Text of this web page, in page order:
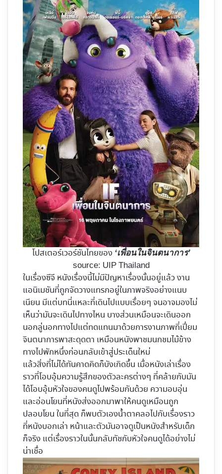
โปสเตอร์เวอร์ชันไทยของ ‘เพื่อนในจินตนาการ’
source: UIP Thailand
ในเรื่องซีจี หนังเรื่องนี้ไม่มีปัญหาเรื่องนั้นอยู่แล้ว งาน
แอนิเมชันที่ถูกจัดวางแทรกอยู่ในภาพจริงอย่างแนบ
เนียน มีแต่บทนี่แหละที่เดินไปแบบเรื่อยๆ จนอาจมองไม่
เห็นว่ามันจะเดินไปทางไหน บางส่วนเหมือนจะเดินออก
นอกลู่นอกทางไปแต่ทดแทนมาด้วยการงานภาพที่เปี่ยม
จินตนาการพาสะดุดตา เหมือนหนังพาชมนกชมไม้ข้าง
ทางไปพักหนึ่งก่อนกลับเข้าสู่ประเด็นใหม่
แล้วสิ่งที่ไม่ได้ทันคาดคิดก็บังเกิดขึ้น เมื่อหนังเล่าเรื่อง
ราวที่โอบอุ้มความรู้สึกของตัวละครต่างๆ ที่คล้ายกับมัน
ได้โอบอุ้มหัวใจของคนดูไปพร้อมกันด้วย ความอบอุ่น
และอ่อนโยนที่หนังส่งออกมาพาให้คนดูเหมือนถูก
ปลอบโยน ในที่สุด ก็พบตัวเองน้ำตาคลอไปกับเรื่องราว
ที่หนังบอกเล่า หน้าและตัวมันอาจดูเป็นหนังสำหรับเด็ก
ก็จริง แต่เรื่องราวในนั้นกลับทัชกับหัวใจคนดูได้อย่างไม่
น่าเชื่อ